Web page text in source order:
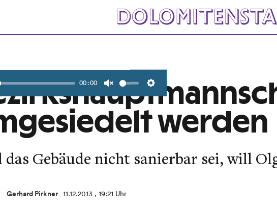
00:00
Settings
werden
das Gebäude nicht sanierbar sei, will
Gerhard Pirkner 11.12.2013 , 19:21 Uhr